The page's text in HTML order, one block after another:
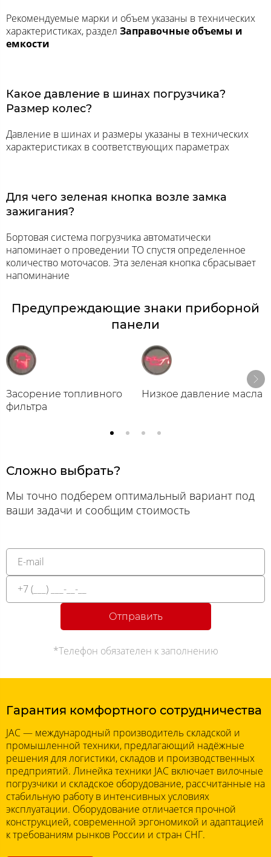
Рекомендуемые марки и объем указаны в технических
характеристиках, раздел Заправочные объемы и
емкости
Какое давление в шинах погрузчика?
Размер колес?
Давление в шинах и размеры указаны в технических
характеристиках в соответствующих параметрах
Для чего зеленая кнопка возле замка
зажигания?
Бортовая система погрузчика автоматически
напоминает о проведении ТО спустя определенное
количество моточасов. Эта зеленая кнопка сбрасывает
напоминание
Предупреждающие знаки приборной
панели
Засорение топливного
фильтра
Низкое давление масла
Сложно выбрать?
Мы точно подберем оптимальный вариант под
ваши задачи и сообщим стоимость
Отправить
*Телефон обязателен к заполнению
Гарантия комфортного сотрудничества
JAC — международный производитель складской и
промышленной техники, предлагающий надёжные
решения для логистики, складов и производственных
предприятий. Линейка техники JAC включает вилочные
погрузчики и складское оборудование, рассчитанные на
стабильную работу в интенсивных условиях
эксплуатации. Оборудование отличается прочной
конструкцией, современной эргономикой и адаптацией
к требованиям рынков России и стран СНГ.